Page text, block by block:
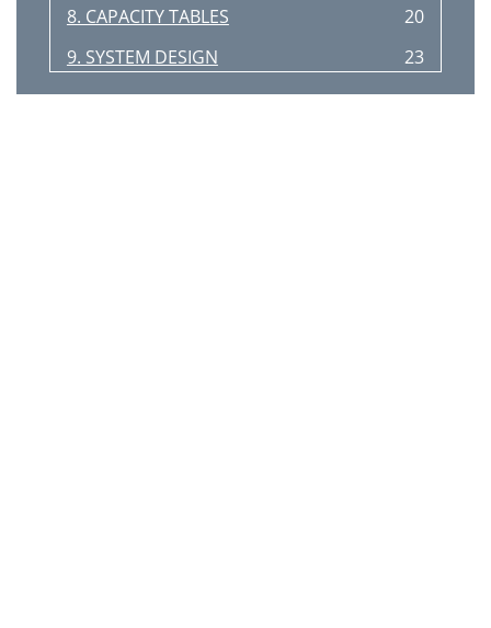
8. CAPACITY TABLES
20
9. SYSTEM DESIGN
23